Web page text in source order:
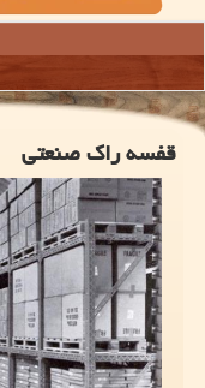
قفسه راک صنعتی